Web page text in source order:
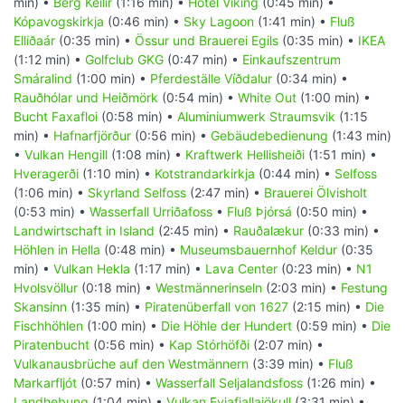
Kópavogskirkja (0:46 min) • Sky Lagoon (1:41 min) • Fluß
Elliðaár (0:35 min) • Össur und Brauerei Egils (0:35 min) • IKEA
(1:12 min) • Golfclub GKG (0:47 min) • Einkaufszentrum
Smáralind (1:00 min) • Pferdeställe Víðdalur (0:34 min) •
Rauðhólar und Heiðmörk (0:54 min) • White Out (1:00 min) •
Bucht Faxafloi (0:58 min) • Aluminiumwerk Straumsvik (1:15
min) • Hafnarfjörður (0:56 min) • Gebäudebedienung (1:43 min)
• Vulkan Hengill (1:08 min) • Kraftwerk Hellisheiði (1:51 min) •
Hveragerði (1:10 min) • Kotstrandarkirkja (0:44 min) • Selfoss
(1:06 min) • Skyrland Selfoss (2:47 min) • Brauerei Ölvisholt
(0:53 min) • Wasserfall Urriðafoss • Fluß Þjórsá (0:50 min) •
Landwirtschaft in Island (2:45 min) • Rauðalækur (0:33 min) •
Höhlen in Hella (0:48 min) • Museumsbauernhof Keldur (0:35
min) • Vulkan Hekla (1:17 min) • Lava Center (0:23 min) • N1
Hvolsvöllur (0:18 min) • Westmännerinseln (2:03 min) • Festung
Skansinn (1:35 min) • Piratenüberfall von 1627 (2:15 min) • Die
Fischhöhlen (1:00 min) • Die Höhle der Hundert (0:59 min) • Die
Piratenbucht (0:56 min) • Kap Stórhöfði (2:07 min) •
Vulkanausbrüche auf den Westmännern (3:39 min) • Fluß
Markarfljót (0:57 min) • Wasserfall Seljalandsfoss (1:26 min) •